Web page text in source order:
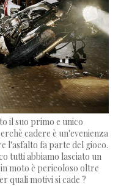
il suo primo e unico
cadere è un'evenienza
l'asfalto fa parte del gioco.
tutti abbiamo lasciato un
moto è pericoloso oltre
quali motivi si cade ?